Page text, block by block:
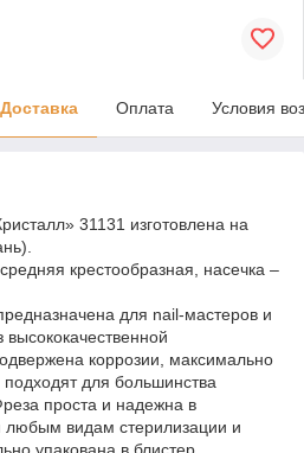
Доставка Оплата Условия
31131 изготовлена на
крестообразная, насечка –
для nail-мастеров и
высококачественной
коррозии, максимально
подходят для большинства
проста и надежна в
любым видам стерилизации и
упакована в блистер